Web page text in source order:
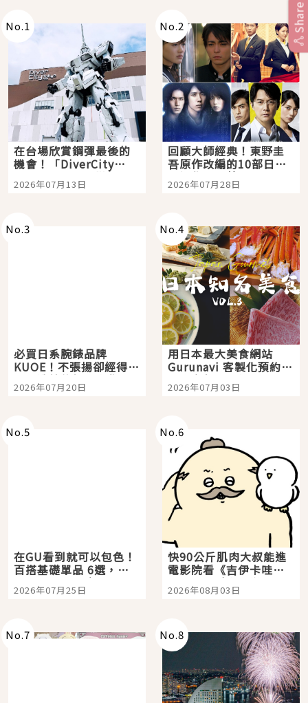
No.1
在台場欣賞鋼彈最後的
機會！「DiverCity
Tokyo Plaza」搭船、
購物、美食及夜景，一
2026年07月13日
No.2
回顧大師經典！東野圭
吾原作改編的10部日本
影視作品推薦
2026年07月28日
No.3
必買日系腕錶品牌
KUOE！不張揚卻經得起
時間洗鍊的經典之作五
選
2026年07月20日
No.4
用日本最大美食網站
Gurunavi 客製化預約九
大都市餐廳，打造專屬
美食體驗！
2026年07月03日
No.5
在GU看到就可以包色！
百搭基礎單品 6選，閉
眼全收也不心疼
2026年07月25日
No.6
快90公斤肌肉大叔能進
電影院看《吉伊卡哇》
嗎？日本重金屬樂團
「打首」會長與nagano
2026年08月03日
No.7 No.8
Share